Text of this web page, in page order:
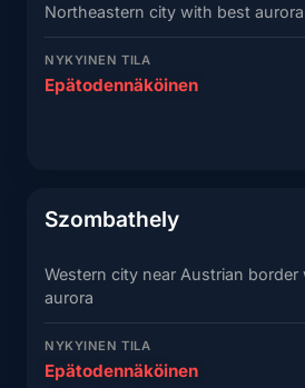
Northeastern city with best
NYKYINEN TILA
Epätodennäköinen
Szombathely
Western city near Austrian
aurora
NYKYINEN TILA
Epätodennäköinen